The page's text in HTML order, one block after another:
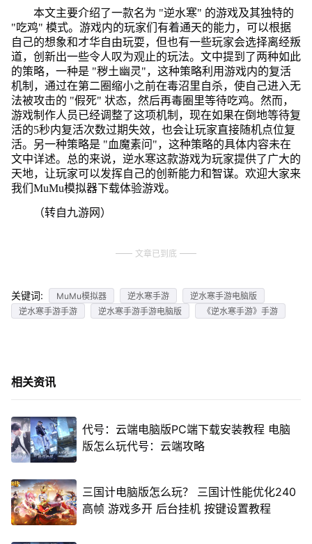
本文主要介绍了一款名为 "逆水寒" 的游戏及其独特的
"吃鸡" 模式。游戏内的玩家们有着通天的能力，可以根据
自己的想象和才华自由玩耍，但也有一些玩家会选择离经叛
道，创新出一些令人叹为观止的玩法。文中提到了两种如此
的策略，一种是 "秽土幽灵"，这种策略利用游戏内的复活
机制，通过在第二圈缩小之前在毒沼里自杀，使自己进入无
法被攻击的 "假死" 状态，然后再毒圈里等待吃鸡。然而，
游戏制作人员已经调整了这项机制，现在如果在倒地等待复
活的5秒内复活次数过期失效，也会让玩家直接随机点位复
活。另一种策略是 "血魔素问"，这种策略的具体内容未在
文中详述。总的来说，逆水寒这款游戏为玩家提供了广大的
天地，让玩家可以发挥自己的创新能力和智谋。欢迎大家来
我们MuMu模拟器下载体验游戏。
（转自九游网）
文章已到底
关键词: MuMu模拟器 逆水寒手游
逆水寒手游电脑版
逆水寒手游手游
逆水寒手游手游电脑版 《逆水寒手游》手游
相关资讯
代号：云端电脑版PC端下载安装教程 电脑
版怎么玩代号：云端攻略
三国计电脑版怎么玩？ 三国计性能优化240
高帧 游戏多开 后台挂机 按键设置教程